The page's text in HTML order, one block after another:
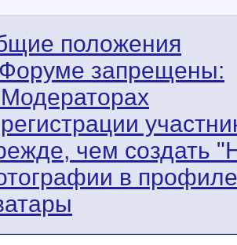
положения
запрещены:
чем создать
в профиле